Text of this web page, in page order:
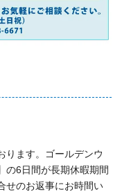
ります。ゴールデンウ
の6日間が長期休暇期間
せのお返事にお時間い